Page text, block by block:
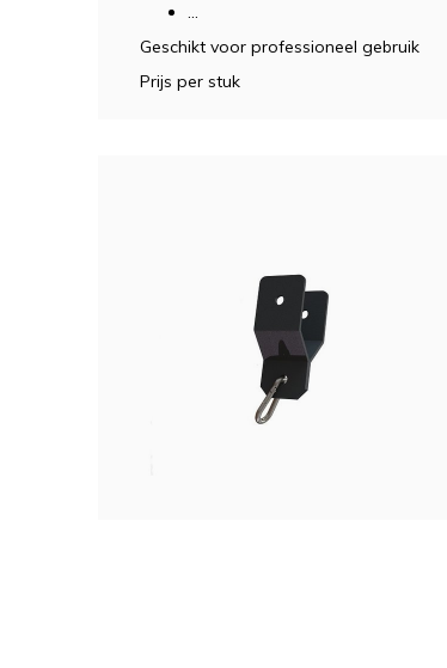
...
Geschikt voor professioneel gebruik
Prijs per stuk